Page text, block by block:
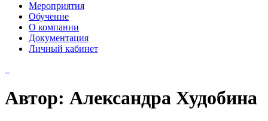
Мероприятия
Обучение
О компании
Документация
Личный кабинет
Автор: Александра Худобина